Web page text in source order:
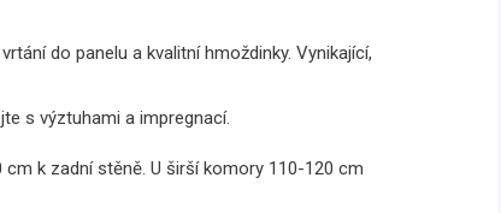
do panelu a kvalitní hmoždinky. Vynikající,
s výztuhami a impregnací.
k zadní stěně. U širší komory 110-120 cm